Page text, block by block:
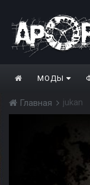
МОДЫ
Главная jukan